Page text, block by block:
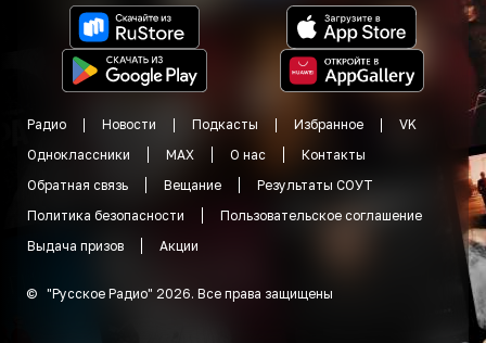
Радио Новости Подкасты Избранное
VK
Одноклассники
MAX О нас
Контакты
Обратная связь
Вещание
Результаты СОУТ
Политика безопасности
Пользовательское соглашение
Выдача призов
Акции
© "Русское Радио" 2026. Все права защищены